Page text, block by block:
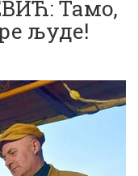
Тамо,
људе!